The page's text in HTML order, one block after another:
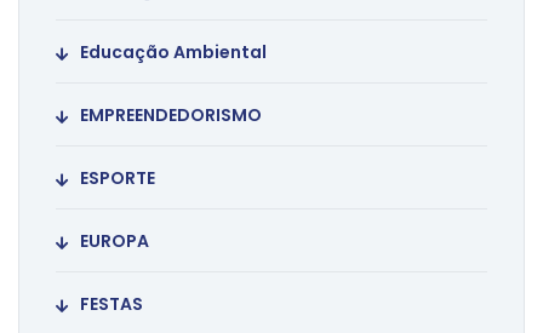
Educação Ambiental
EMPREENDEDORISMO
ESPORTE
EUROPA
FESTAS